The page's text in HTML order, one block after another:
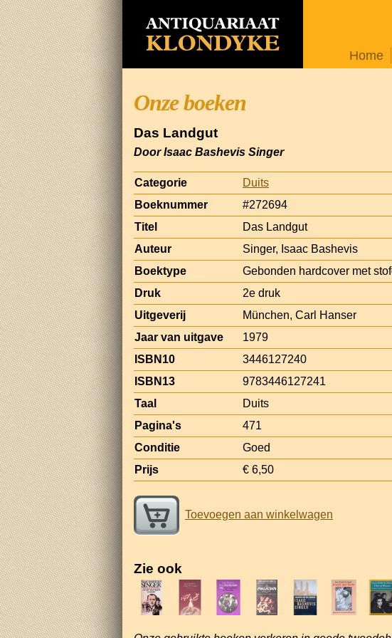
Home
Onze boeken
Das Landgut
Door Isaac Bashevis Singer
Categorie
Duits
Boeknummer
#272694
Titel
Das Landgut
Auteur
Singer, Isaac Bashevis
Boektype
Gebonden hardcover met
Druk
2e druk
Uitgeverij
München, Carl Hanser
Jaar van uitgave
1979
ISBN10
3446127240
ISBN13
9783446127241
Taal
Duits
Pagina's
471
Conditie
Goed
Prijs
€ 6,50
Toevoegen aan winkelwagen
Zie ook